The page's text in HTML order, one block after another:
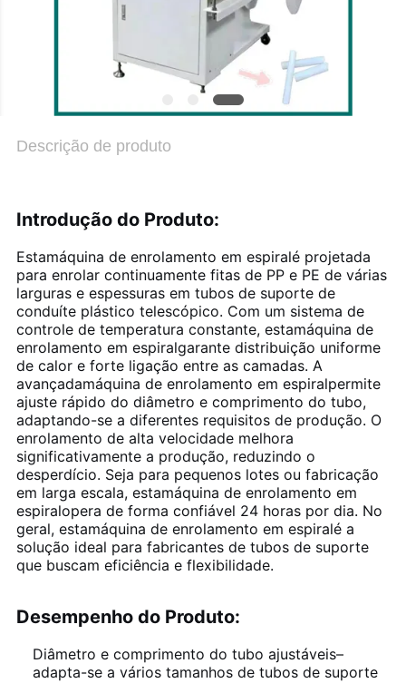
PRIVACIDADE
Descrição de produto
Introdução do Produto:
Estamáquina de enrolamento em espiralé projetada
para enrolar continuamente fitas de PP e PE de várias
larguras e espessuras em tubos de suporte de
conduíte plástico telescópico. Com um sistema de
controle de temperatura constante, estamáquina de
enrolamento em espiralgarante distribuição uniforme
de calor e forte ligação entre as camadas. A
avançadamáquina de enrolamento em espiralpermite
ajuste rápido do diâmetro e comprimento do tubo,
adaptando-se a diferentes requisitos de produção. O
enrolamento de alta velocidade melhora
significativamente a produção, reduzindo o
desperdício. Seja para pequenos lotes ou fabricação
em larga escala, estamáquina de enrolamento em
espiralopera de forma confiável 24 horas por dia. No
geral, estamáquina de enrolamento em espiralé a
solução ideal para fabricantes de tubos de suporte
que buscam eficiência e flexibilidade.
Desempenho do Produto:
Diâmetro e comprimento do tubo ajustáveis–
adapta-se a vários tamanhos de tubos de suporte